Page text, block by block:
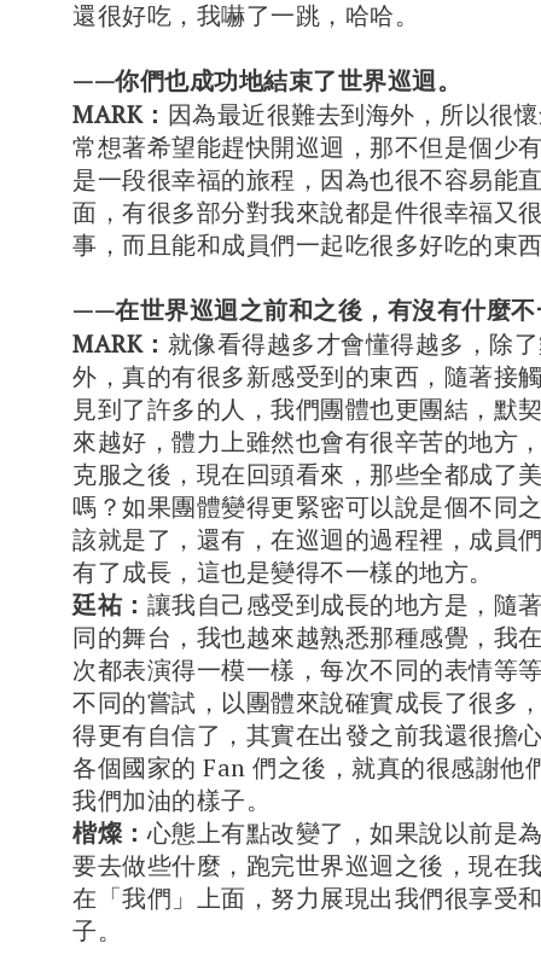
還很好吃，我嚇了一跳，哈哈。
——你們也成功地結束了世界巡迴。
MARK： 因為最近很難去到海外，所以很
常想著希望能趕快開巡迴，那不但是個少
是一段很幸福的旅程，因為也很不容易能
面，有很多部分對我來說都是件很幸福又
事，而且能和成員們一起吃很多好吃的東
——在世界巡迴之前和之後，有沒有什麼
MARK： 就像看得越多才會懂得越多，除
外，真的有很多新感受到的東西，隨著接
見到了許多的人，我們團體也更團結，默
來越好，體力上雖然也會有很辛苦的地方
克服之後，現在回頭看來，那些全都成了
嗎？如果團體變得更緊密可以說是個不同
該就是了，還有，在巡迴的過程裡，成員
有了成長，這也是變得不一樣的地方。
廷祐： 讓我自己感受到成長的地方是，隨
同的舞台，我也越來越熟悉那種感覺，我
次都表演得一模一樣，每次不同的表情等
不同的嘗試，以團體來說確實成長了很多
得更有自信了，其實在出發之前我還很擔
各個國家的 Fan 們之後，就真的很感謝他
我們加油的樣子。
楷燦：心態上有點改變了，如果說以前是
要去做些什麼，跑完世界巡迴之後，現在
在「我們」上面，努力展現出我們很享受
子。